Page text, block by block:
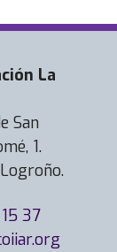
La
San
1.
37